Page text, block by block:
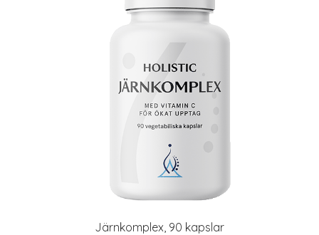
Järnkomplex, 90 kapslar